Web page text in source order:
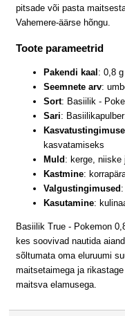
pitsade või pasta
Vahemere-äärse hõngu.
Toote parameetrid
Pakendi kaal: 0,8 g
Seemnete arv:
Sort: Basiilik -
Sari:
kasvatamiseks
Muld: kerge, niiske
Kastmine:
Valgustingimused
Kasutamine:
Basiilik True - Pokemon
kes soovivad nautida
sõltumata oma eluruumi
maitsetaimega ja
maitsva elamusega.